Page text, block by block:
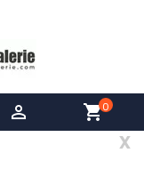
 shopping_cart0
x